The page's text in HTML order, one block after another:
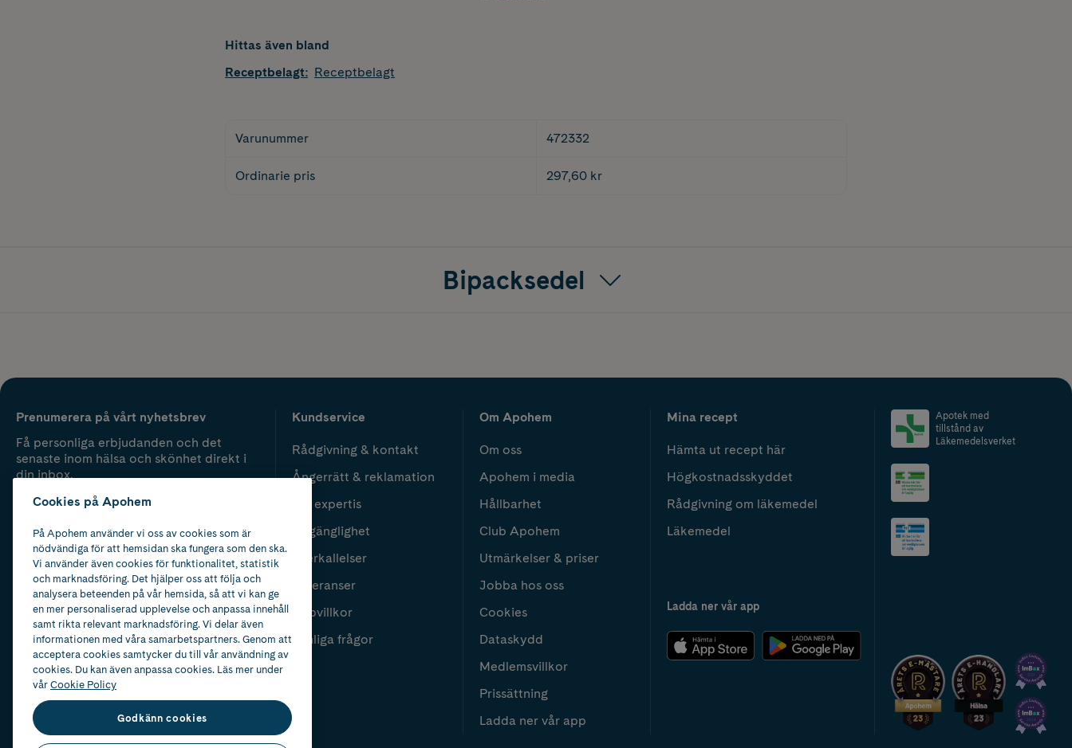
Hittas även bland
Receptbelagt: Receptbelagt
Varunummer 472332
Ordinarie pris 297,60 kr
Bipacksedel
Prenumerera på vårt nyhetsbrev
Få personliga erbjudanden och det
senaste inom hälsa och skönhet direkt i
din inbox.
Kundservice
Rådgivning & kontakt
Ångerrätt & reklamation
Vår expertis
Tillgänglighet
Återkallelser
Leveranser
Köpvillkor
Vanliga frågor
Om Apohem
Om oss
Apohem i media
Hållbarhet
Club Apohem
Utmärkelser & priser
Jobba hos oss
Cookies
Dataskydd
Medlemsvillkor
Prissättning
Ladda ner vår app
Mina recept
Hämta ut recept här
Högkostnadsskyddet
Rådgivning om läkemedel
Läkemedel
Ladda ner vår app
Apotek med
tillstånd av
Läkemedelsverket
2024
Cookies på Apohem
På Apohem använder vi oss av cookies som är
nödvändiga för att hemsidan ska fungera som den ska.
Vi använder även cookies för funktionalitet, statistik
och marknadsföring. Det hjälper oss att följa och
analysera beteenden på vår hemsida, så att vi kan ge
en mer personaliserad upplevelse och anpassa innehåll
samt rikta relevant marknadsföring. Vi delar även
informationen med våra samarbetspartners. Genom att
acceptera cookies samtycker du till vår användning av
cookies. Du kan även anpassa cookies. Läs mer under
vårCookie Policy
Godkänn cookies